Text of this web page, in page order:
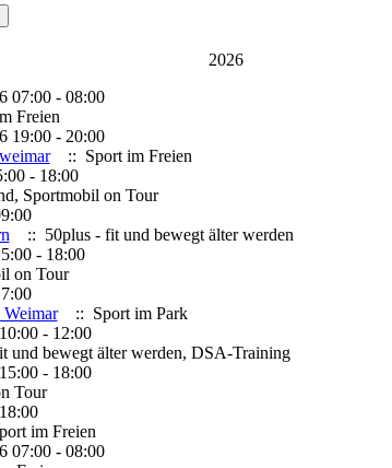
2026
07:00 - 08:00
Freien
19:00 - 20:00
:: Sport im Freien
- 18:00
Sportmobil on Tour
:: 50plus - fit und bewegt älter werden
- 18:00
on Tour
:: Sport im Park
- 12:00
und bewegt älter werden, DSA-Training
- 18:00
Tour
im Freien
07:00 - 08:00